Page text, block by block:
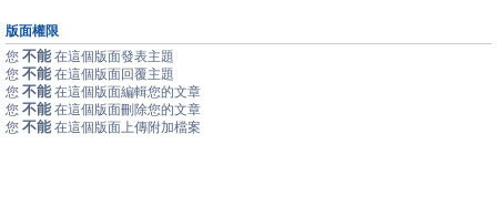
版面權限
您 不能 在這個版面發表主題
您 不能 在這個版面回覆主題
您 不能 在這個版面編輯您的文章
您 不能 在這個版面刪除您的文章
您 不能 在這個版面上傳附加檔案